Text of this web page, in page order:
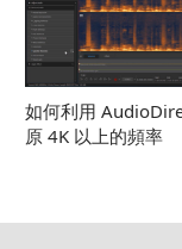
如何利用
原 4K 以上的頻率